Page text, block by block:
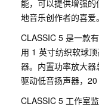
能，可以提供增强
地音乐创作者的喜爱。
CLASSIC 5 是一款
用 1 英寸纺织软球
器。内置功率放大
驱动低音扬声器，20
CLASSIC 5 工作室